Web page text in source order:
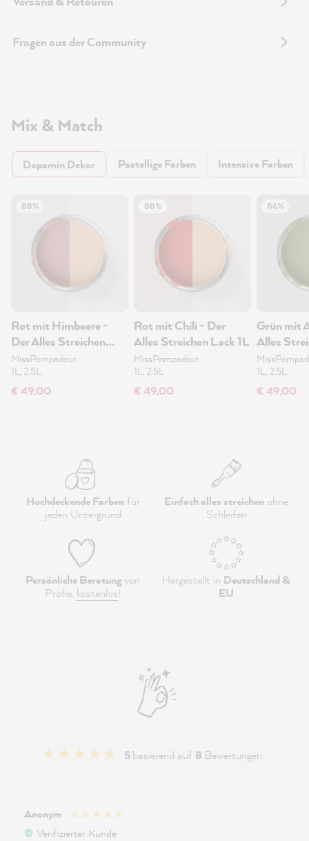
Fragen aus der Community
Mix & Match
Dopamin Dekor Pastellige Farben Intensive Farben
88%
Rot mit Himbeere -
Der Alles Streichen
Lack 1L
MissPompadour
1L, 2.5L
€ 49,00
88%
Rot mit Chili - Der
Alles Streichen Lack 1L
MissPompadour
1L, 2.5L
€ 49,00
86%
Grün mit
Alles
1L, 2.5L
€ 49,00
Hochdeckende Farbenfür
jeden Untergrund
Einfach alles streichen ohne
Schleifen
Persönliche Beratungvon
Profis, kostenlos!
Hergestellt in Deutschland &
EU
5basierend auf 8 Bewertungen
Anonym
Verifizierter Kunde